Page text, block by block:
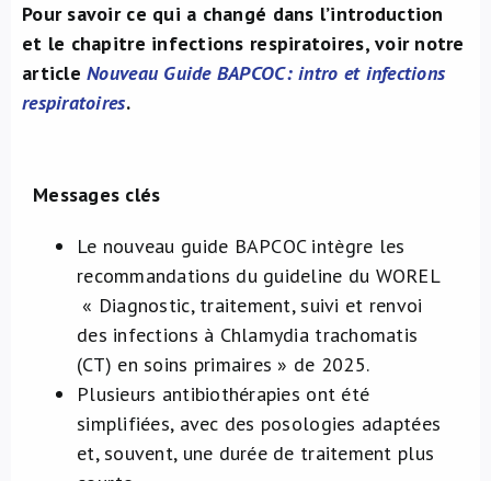
Pour savoir ce qui a changé dans l’introduction
et le chapitre infections respiratoires, voir notre
articleNouveau Guide BAPCOC: intro et infections
respiratoires.
Messages clés
Le nouveau guide BAPCOC intègre les
recommandations du guideline du WOREL
« Diagnostic, traitement, suivi et renvoi
des infections à Chlamydia trachomatis
(CT) en soins primaires » de 2025.
Plusieurs antibiothérapies ont été
simplifiées, avec des posologies adaptées
et, souvent, une durée de traitement plus